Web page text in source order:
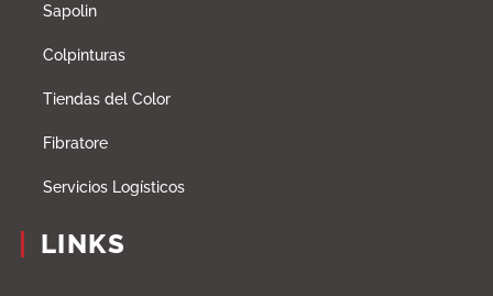
Sapolin
Colpinturas
Tiendas del Color
Fibratore
Servicios Logísticos
LINKS